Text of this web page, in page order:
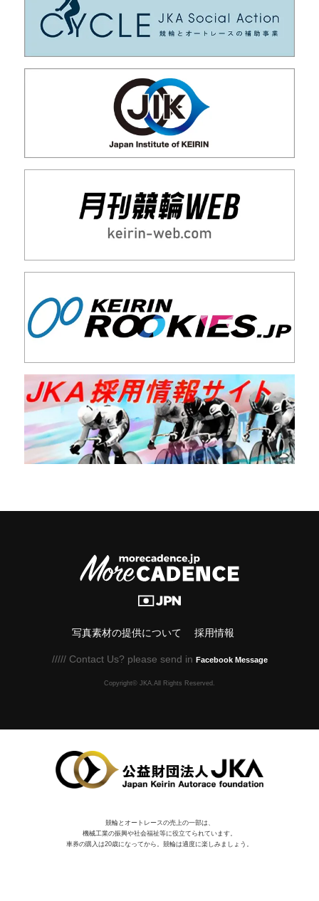
写真素材の提供について 採用情報
///// Contact Us? please send in Facebook Message
Copyright© JKA.All Rights Reserved.
競輪とオートレースの売上の一部は、
機械⼯業の振興や社会福祉等に役⽴てられています。
車券の購入は20歳になってから。競輪は適度に楽しみましょう。